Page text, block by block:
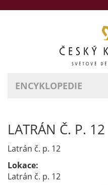
ENCYKLOPEDIE
LATRÁN Č. P. 12
Latrán č. p. 12
Lokace:
Latrán č. p. 12